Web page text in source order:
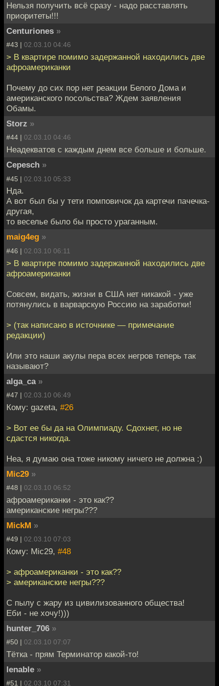
Нельзя получить всё сразу - надо расставлять
приоритеты!!!
Centuriones »
#43 | 02.03.10 04:46
> В квартире помимо задержанной находились две
афроамериканки
Почему до сих пор нет реакции Белого Дома и
американского посольства? Ждем заявления
Обамы.
Storz »
#44 | 02.03.10 04:46
Неадекватов с каждым днем все больше и больше.
Cepesch »
#45 | 02.03.10 05:33
Нда.
А вот был бы у тети помповичок да картечи пачечка-
другая,
то веселье было бы просто ураганным.
maig4eg »
#46 | 02.03.10 06:11
> В квартире помимо задержанной находились две
афроамериканки
Совсем, видать, жизни в США нет никакой - уже
потянулись в варварскую Россию на заработки!
> (так написано в источнике — примечание
редакции)
Или это наши акулы пера всех негров теперь так
называют?
alga_ca »
#47 | 02.03.10 06:49
Кому: gazeta, #26
> Вот ее бы да на Олимпиаду. Сдохнет, но не
сдастся никогда.
Неа, я думаю она тоже никому ничего не должна :)
Mic29 »
#48 | 02.03.10 06:52
афроамериканки - это как??
американские негры???
MickM »
#49 | 02.03.10 07:03
Кому: Mic29, #48
> афроамериканки - это как??
> американские негры???
С пылу с жару из цивилизованного общества!
Еби - не хочу!)))
hunter_706 »
#50 | 02.03.10 07:07
Тётка - прям Терминатор какой-то!
lenable »
#51 | 02.03.10 07:31